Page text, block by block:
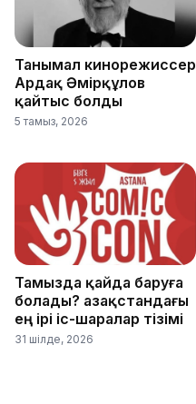
Танымал кинорежиссер
Ардақ Әмірқұлов
қайтыс болды
5 тамыз, 2026
Тамызда қайда баруға
болады? Қазақстандағы
ең ірі іс-шаралар тізімі
31 шілде, 2026